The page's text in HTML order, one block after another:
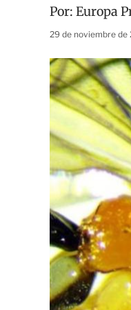
Por: Europa
29 de noviembre de